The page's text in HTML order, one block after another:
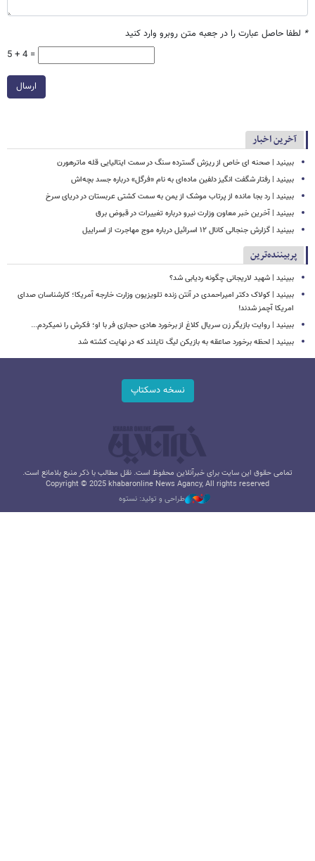
* لطفا حاصل عبارت را در جعبه متن روبرو وارد کنید
5 + 4 =
ارسال
آخرین اخبار
ببینید | صحنه ای خاص از ریزش گسترده سنگ در سمت ایتالیایی قله ماترهورن
ببینید | رفتار شگفت انگیز دلفین ماده‌ای به نام «فرگل» درباره جسد بچه‌اش
ببینید | رد بجا مانده از پرتاب موشک از یمن به سمت کشتی‌ عربستان در دریای سرخ
ببینید | آخرین خبر معاون وزارت نیرو درباره تغییرات در قبوض برق
ببینید | گزارش جنجالی کانال ۱۲ اسرائیل درباره موج مهاجرت از اسراییل
پربیننده‌ترین
ببینید | شهید لاریجانی چگونه ردیابی شد؟
ببینید | کولاک دکتر امیراحمدی در آنتن زنده تلویزیون وزارت خارجه آمریکا؛ کارشناسان صدای
امریکا آچمز شدند!
ببینید | روایت بازیگر زن سریال کلاغ از برخورد هادی حجازی فر با او؛ فکرش را نمیکردم...
ببینید | لحظه برخورد صاعقه به بازیکن لیگ تایلند که در نهایت کشته شد
نسخه دسکتاپ
تمامی حقوق این سایت برای خبرآنلاین محفوظ است. نقل مطالب با ذکر منبع بلامانع است.
Copyright © 2025 khabaronline News Agancy, All rights reserved
طراحی و تولید: نستوه